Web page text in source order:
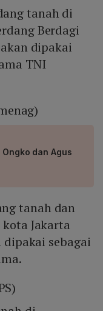
tanah di
Berdagi
dipakai
TNI
dan Agus
tanah dan
Jakarta
sebagai